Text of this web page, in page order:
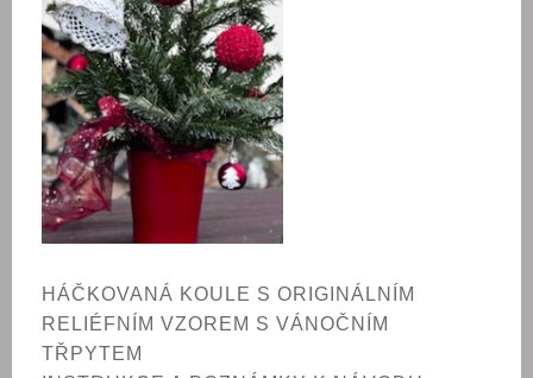
HÁČKOVANÁ KOULE S ORIGINÁLNÍM
RELIÉFNÍM VZOREM S VÁNOČNÍM
TŘPYTEM